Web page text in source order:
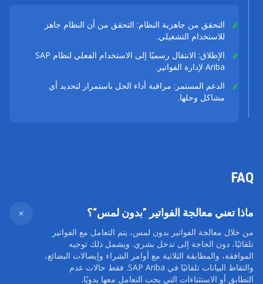
التحقق من جاهزية النظام: التحقق من أن النظام جاهز
للاستخدام التشغيلي.
الإطلاق: الانتقال رسميًا إلى الاستخدام الفعلي لنظام SAP
Ariba لإدارة الفواتير.
الدعم المستمر: مراقبة أداء الحل باستمرار لتحديد أي
مشاكل وحلها.
FAQ
ماذا تعني معالجة الفواتير ”بدون لمس“؟
من خلال معالجة الفواتير بدون لمس، يتم التعامل مع الفواتير
تلقائيًا، دون الحاجة إلى تدخل بشري. ويشمل ذلك توجيه
الموافقة، والمطابقة الثلاثية مع أوامر الشراء وإيصالات البضائع،
والتقاط البيانات تلقائيًا في SAP Ariba. فقط حالات عدم
التطابق أو الاستثناءات التي يجب التعامل معها يدويًا.